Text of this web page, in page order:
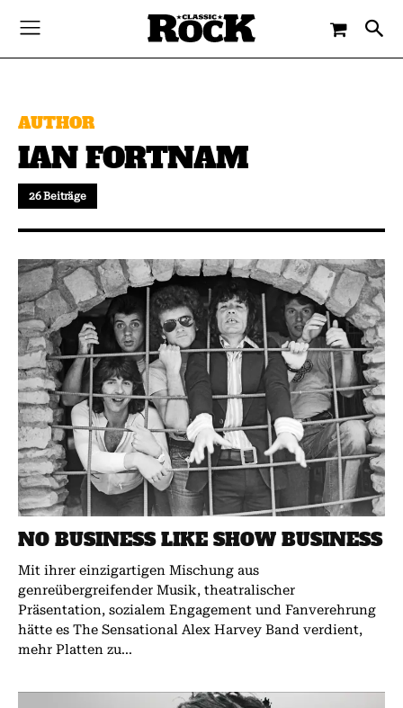
AUTHOR
IAN FORTNAM
26 Beiträge
NO BUSINESS LIKE SHOW BUSINESS
Mit ihrer einzigartigen Mischung aus
genreübergreifender Musik, theatralischer
Präsentation, sozialem Engagement und Fanverehrung
hätte es The Sensational Alex Harvey Band verdient,
mehr Platten zu...